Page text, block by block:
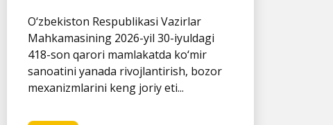
O‘zbekiston Respublikasi Vazirlar
Mahkamasining 2026-yil 30-iyuldagi
418-son qarori mamlakatda ko‘mir
sanoatini yanada rivojlantirish, bozor
mexanizmlarini keng joriy eti...